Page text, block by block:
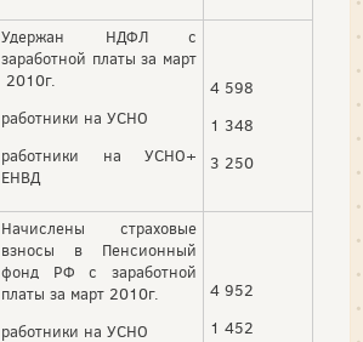
Удержан НДФЛ с
заработной платы за март
2010г.
работники на УСНО
работники на УСНО+
ЕНВД
4 598
1 348
3 250
Начислены страховые
взносы в Пенсионный
фонд РФ с заработной
платы за март 2010г.
работники на УСНО
4 952
1 452